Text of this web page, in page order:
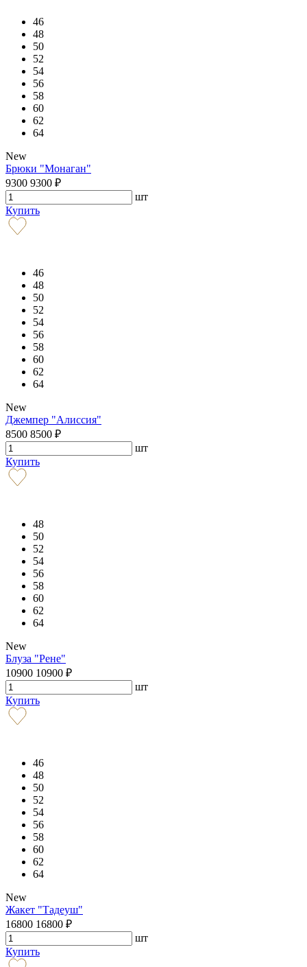
46
48
50
52
54
56
58
60
62
64
New
Брюки "Монаган"
9300 9300 ₽
шт
Купить
46
48
50
52
54
56
58
60
62
64
New
Джемпер "Алиссия"
8500 8500 ₽
шт
Купить
48
50
52
54
56
58
60
62
64
New
Блуза "Рене"
10900 10900 ₽
шт
Купить
46
48
50
52
54
56
58
60
62
64
New
Жакет "Тадеуш"
16800 16800 ₽
шт
Купить